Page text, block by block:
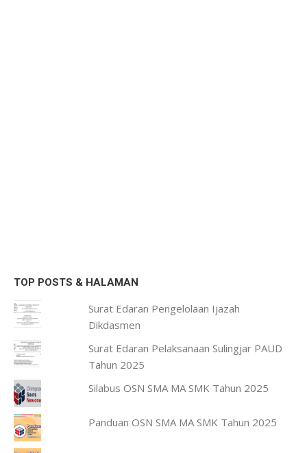
TOP POSTS & HALAMAN
Surat Edaran Pengelolaan Ijazah
Dikdasmen
Surat Edaran Pelaksanaan Sulingjar PAUD
Tahun 2025
Silabus OSN SMA MA SMK Tahun 2025
Panduan OSN SMA MA SMK Tahun 2025